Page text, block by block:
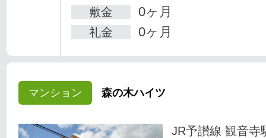
敷金 0ヶ月
礼金 0ヶ月
マンション 森の木ハイツ
JR予讃線 観音寺